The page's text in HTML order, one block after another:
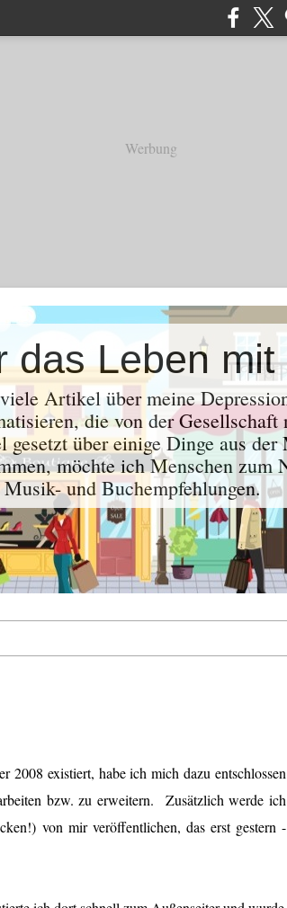
Werbung
Artikel über meine
die von der
über einige Dinge aus
möchte ich Menschen zum
und Buchempfehlungen.
2008 existiert, habe ich mich dazu entschlossen
bzw. zu erweitern. Zusätzlich werde ich
von mir veröffentlichen, das erst gestern -